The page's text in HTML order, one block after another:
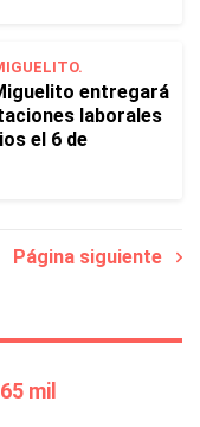
entregará
laborales
el 6 de
Página siguiente
mil